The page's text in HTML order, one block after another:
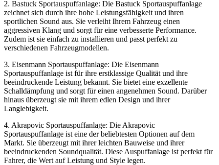
2. Bastuck Sportauspuffanlage: Die Bastuck Sportauspuffanlage
zeichnet sich durch ihre hohe Leistungsfähigkeit und ihren
sportlichen Sound aus. Sie verleiht Ihrem Fahrzeug einen
aggressiven Klang und sorgt für eine verbesserte Performance.
Zudem ist sie einfach zu installieren und passt perfekt zu
verschiedenen Fahrzeugmodellen.
3. Eisenmann Sportauspuffanlage: Die Eisenmann
Sportauspuffanlage ist für ihre erstklassige Qualität und ihre
beeindruckende Leistung bekannt. Sie bietet eine exzellente
Schalldämpfung und sorgt für einen angenehmen Sound. Darüber
hinaus überzeugt sie mit ihrem edlen Design und ihrer
Langlebigkeit.
4. Akrapovic Sportauspuffanlage: Die Akrapovic
Sportauspuffanlage ist eine der beliebtesten Optionen auf dem
Markt. Sie überzeugt mit ihrer leichten Bauweise und ihrer
beeindruckenden Soundqualität. Diese Auspuffanlage ist perfekt für
Fahrer, die Wert auf Leistung und Style legen.